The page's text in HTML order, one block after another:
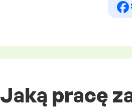
Jaką pracę